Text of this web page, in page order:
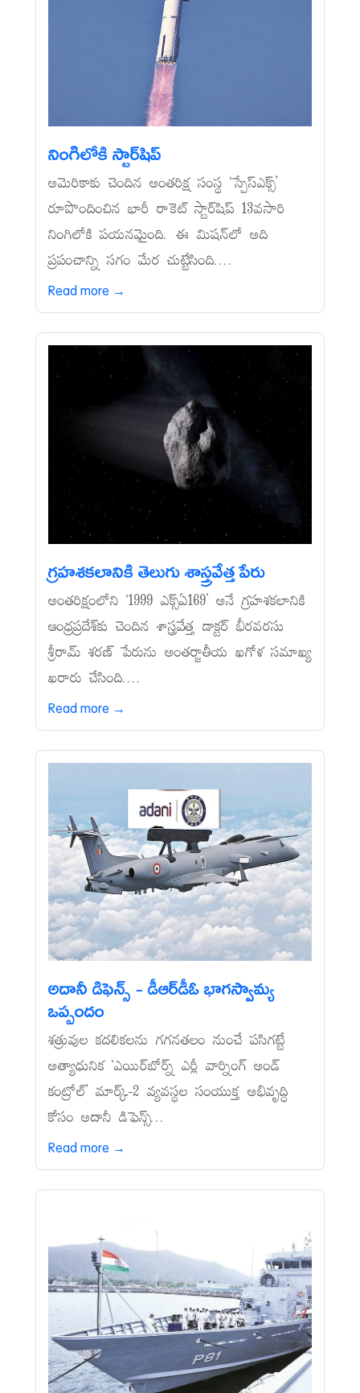
నింగిలోకి స్టార్‌షిప్‌
అమెరికాకు చెందిన అంతరిక్ష సంస్థ ‘స్పేస్‌ఎక్స్‌’
రూపొందించిన భారీ రాకెట్‌ స్టార్‌షిప్‌ 13వసారి
నింగిలోకి పయనమైంది. ఈ మిషన్‌లో అది
ప్రపంచాన్ని సగం మేర చుట్టేసింది....
Read more →
గ్రహశకలానికి తెలుగు శాస్త్రవేత్త పేరు
అంతరిక్షంలోని ‘1999 ఎక్స్‌ఏ169’ అనే గ్రహశకలానికి
ఆంధ్రప్రదేశ్‌కు చెందిన శాస్త్రవేత్త డాక్టర్‌ భీరవరసు
శ్రీరామ్‌ శరణ్‌ పేరును అంతర్జాతీయ ఖగోళ సమాఖ్య
ఖరారు చేసింది....
Read more →
అదానీ డిఫెన్స్‌ - డీఆర్‌డీఓ భాగస్వామ్య
ఒప్పందం
శత్రువుల కదలికలను గగనతలం నుంచే పసిగట్టే
అత్యాధునిక ‘ఎయిర్‌బోర్న్‌ ఎర్లీ వార్నింగ్‌ అండ్‌
కంట్రోల్‌’ మార్క్‌-2 వ్యవస్థల సంయుక్త అభివృద్ధి
కోసం అదానీ డిఫెన్స్...
Read more →